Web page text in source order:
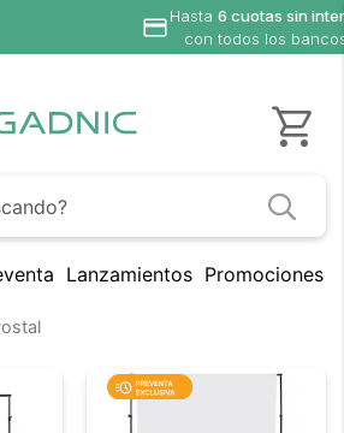
Hasta 6 cuotas sin
con todos los
Lanzamientos Promociones